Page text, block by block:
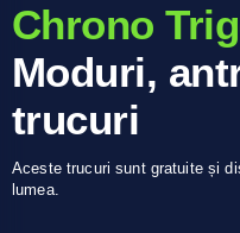
Chrono
Moduri,
trucuri
Aceste trucuri sunt gratuite și
lumea.